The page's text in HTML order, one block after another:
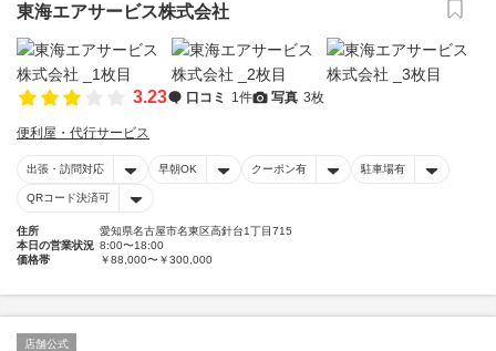
東海エアサービス株式会社
3.23 口コミ 1件 写真 3枚
便利屋・代行サービス
出張・訪問対応 早朝OK クーポン有 駐車場有
QRコード決済可
住所
愛知県名古屋市名東区高針台1丁目715
本日の営業状況 8:00〜18:00
価格帯
￥88,000〜￥300,000
店舗公式